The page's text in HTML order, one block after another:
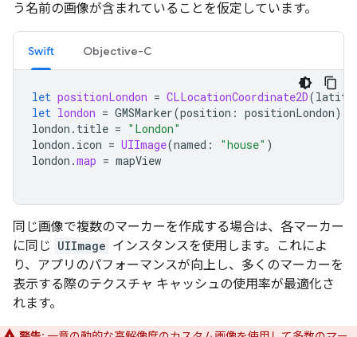
う名前の画像が含まれていることを仮定しています。
Swift Objective-C
let positionLondon = CLLocationCoordinate2D(
let london = GMSMarker(position : positionLondon)
london . title = "London"
london . icon = UIImage(named : "house" )
london .map = mapView
同じ画像で複数のマーカーを作成する場合は、各マーカー
に同じ UIImage インスタンスを使用します。これによ
り、アプリのパフォーマンスが向上し、多くのマーカーを
表示する際のテクスチャ キャッシュの使用率が最適化さ
れます。